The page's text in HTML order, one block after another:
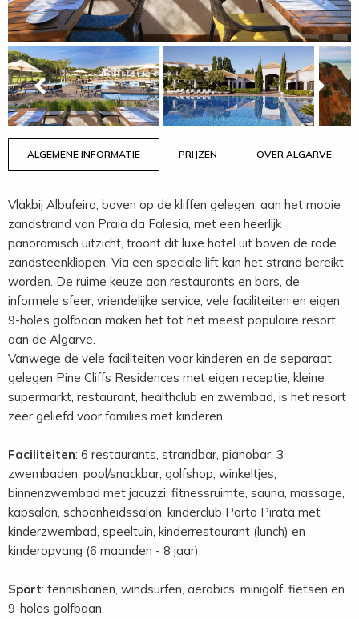
ALGEMENE INFORMATIE PRIJZEN OVER ALGARVE
Vlakbij Albufeira, boven op de kliffen gelegen, aan het mooie
zandstrand van Praia da Falesia, met een heerlijk
panoramisch uitzicht, troont dit luxe hotel uit boven de rode
zandsteenklippen. Via een speciale lift kan het strand bereikt
worden. De ruime keuze aan restaurants en bars, de
informele sfeer, vriendelijke service, vele faciliteiten en eigen
9-holes golfbaan maken het tot het meest populaire resort
aan de Algarve.
Vanwege de vele faciliteiten voor kinderen en de separaat
gelegen Pine Cliffs Residences met eigen receptie, kleine
supermarkt, restaurant, healthclub en zwembad, is het resort
zeer geliefd voor families met kinderen.
Faciliteiten: 6 restaurants, strandbar, pianobar, 3
zwembaden, pool/snackbar, golfshop, winkeltjes,
binnenzwembad met jacuzzi, fitnessruimte, sauna, massage,
kapsalon, schoonheidssalon, kinderclub Porto Pirata met
kinderzwembad, speeltuin, kinderrestaurant (lunch) en
kinderopvang (6 maanden - 8 jaar).
Sport: tennisbanen, windsurfen, aerobics, minigolf, fietsen en
9-holes golfbaan.